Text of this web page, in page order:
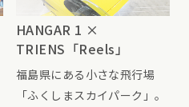
HANGAR 1 ×
TRIENS「Reels」
福島県にある小さな飛行場
「ふくしまスカイパーク」。